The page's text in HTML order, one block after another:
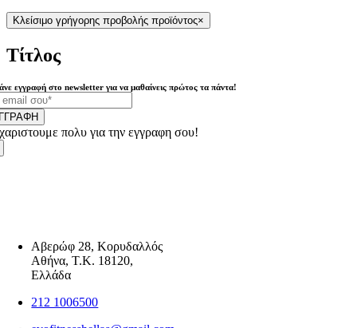
Κλείσιμο γρήγορης προβολής προϊόντος×
Τίτλος
εγγραφή στο newsletter για να μαθαίνεις πρώτος τα πάντα!
πολυ για την εγγραφη σου!
Αβερώφ 28, Κορυδαλλός
Αθήνα, Τ.Κ. 18120,
Ελλάδα
212 1006500